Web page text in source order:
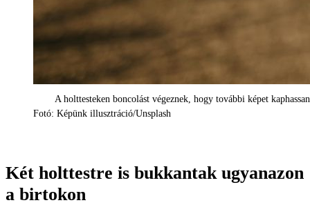
A holttesteken boncolást végeznek, hogy további képet
Fotó: Képünk illusztráció/Unsplash
Két holttestre is bukkantak ugyanazon
a birtokon